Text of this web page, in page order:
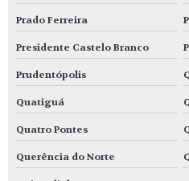
Prado Ferreira
Presidente Castelo Branco
Prudentópolis
Quatiguá
Quatro Pontes
Querência do Norte